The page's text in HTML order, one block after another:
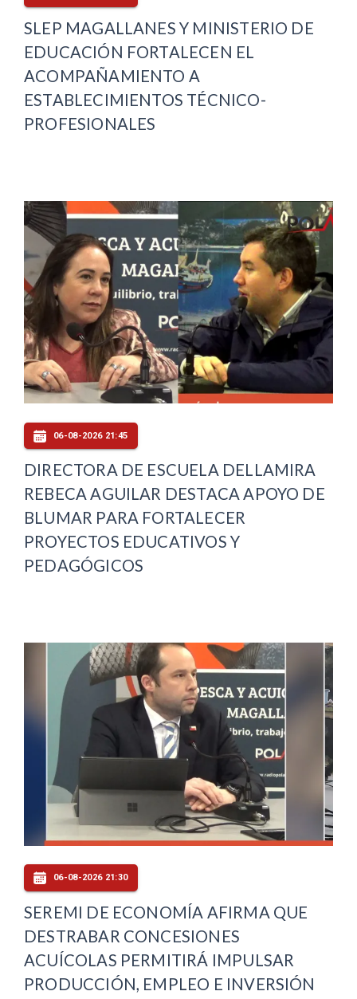
SLEP MAGALLANES Y MINISTERIO DE
EDUCACIÓN FORTALECEN EL
ACOMPAÑAMIENTO A
ESTABLECIMIENTOS TÉCNICO-
PROFESIONALES
06-08-2026 21:45
DIRECTORA DE ESCUELA DELLAMIRA
REBECA AGUILAR DESTACA APOYO DE
BLUMAR PARA FORTALECER
PROYECTOS EDUCATIVOS Y
PEDAGÓGICOS
06-08-2026 21:30
SEREMI DE ECONOMÍA AFIRMA QUE
DESTRABAR CONCESIONES
ACUÍCOLAS PERMITIRÁ IMPULSAR
PRODUCCIÓN, EMPLEO E INVERSIÓN